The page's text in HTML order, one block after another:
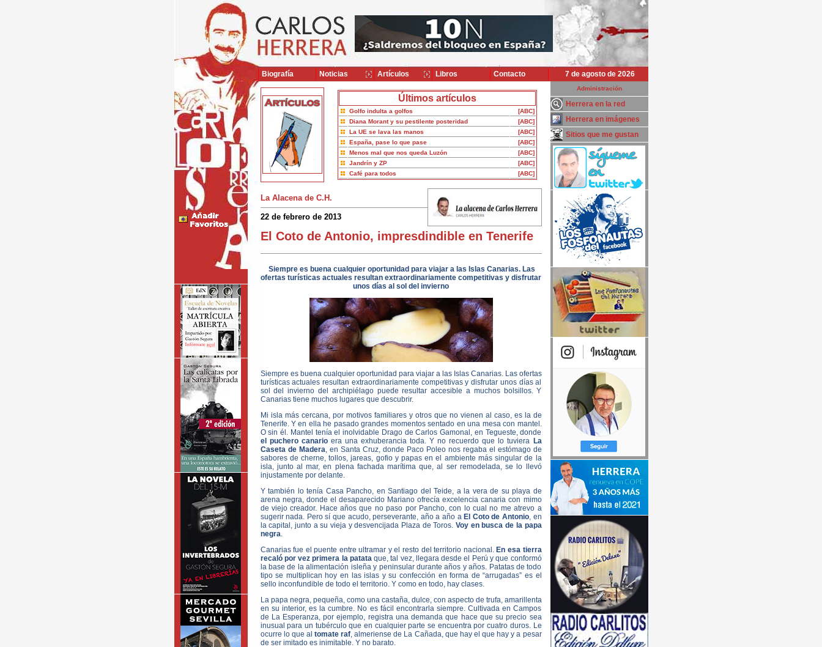
7 de agosto de 2026
Últimos artículos
Golfo indulta a golfos
[ABC]
Diana Morant y su pestilente posteridad
[ABC]
La UE se lava las manos
[ABC]
España, pase lo que pase
[ABC]
Menos mal que nos queda Luzón
[ABC]
Jandrín y ZP
[ABC]
Café para todos
[ABC]
La Alacena de C.H.
22 de febrero de 2013
El Coto de Antonio, impresdindible en Tenerife
Siempre es buena cualquier oportunidad para viajar a las Islas Canarias. Las
ofertas turísticas actuales resultan extraordinariamente competitivas y disfrutar
unos días al sol del invierno
Siempre es buena cualquier oportunidad para viajar a las Islas Canarias. Las ofertas
turísticas actuales resultan extraordinariamente competitivas y disfrutar unos días al
sol del invierno del archipiélago puede resultar accesible a muchos bolsillos. Y
Canarias tiene muchos lugares que descubrir.
Mi isla más cercana, por motivos familiares y otros que no vienen al caso, es la de
Tenerife. Y en ella he pasado grandes momentos sentado en una mesa con mantel.
O sin él. Mantel tenía el inolvidable Drago de Carlos Gamonal, en Tegueste, donde
el puchero canarioera una exhuberancia toda. Y no recuerdo que lo tuviera La
Caseta de Madera, en Santa Cruz, donde Paco Poleo nos regaba el estómago de
sabores de cherne, tollos, jareas, gofio y papas en el ambiente más singular de la
isla, junto al mar, en plena fachada marítima que, al ser remodelada, se lo llevó
injustamente por delante.
Y también lo tenía Casa Pancho, en Santiago del Teide, a la vera de su playa de
arena negra, donde el desaparecido Mariano ofrecía excelencia canaria con mimo
de viejo creador. Hace años que no paso por Pancho, con lo cual no me atrevo a
sugerir nada. Pero sí que acudo, perseverante, año a año a El Coto de Antonio, en
la capital, junto a su vieja y desvencijada Plaza de Toros.Voy en busca de la papa
negra.
Canarias fue el puente entre ultramar y el resto del territorio nacional. En esa tierra
recaló por vez primera la patataque, tal vez, llegara desde el Perú y que conformó
la base de la alimentación isleña y peninsular durante años y años. Patatas de todo
tipo se multiplican hoy en las islas y su confección en forma de “arrugadas” es el
sello inconfundible de todo el territorio. Y como en todo, hay clases.
La papa negra, pequeña, como una castaña, dulce, con aspecto de trufa, amarillenta
en su interior, es la cumbre. No es fácil encontrarla siempre. Cultivada en Campos
de La Esperanza, por ejemplo, registra una demanda que hace que su precio sea
inusual para un tubérculo que en cualquier parte se encuentra por cuatro duros. Le
ocurre lo que al tomate raf, almeriense de La Cañada, que hay el que hay y a pesar
de ser imitado es inimitable. Y no barato.
Administración
Herrera en la red
Herrera en imágenes
Sitios que me gustan
Biografía Noticias Artículos Libros Contacto